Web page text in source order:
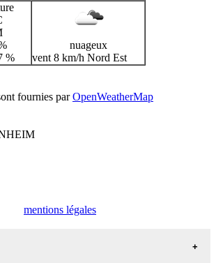
%
nuageux
vent 8 km/h Nord Est
fournies parOpenWeatherMap
mentions légales